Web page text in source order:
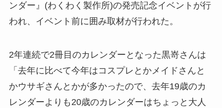
ンダー』(わくわく製作所)の発売記念イベントが行
われ、イベント前に囲み取材が行われた。
2年連続で2冊目のカレンダーとなった黒嵜さんは
「去年に比べて今年はコスプレとかメイドさんと
かウサギさんとかが多かったので、去年19歳のカ
レンダーよりも20歳のカレンダーはちょっと大人